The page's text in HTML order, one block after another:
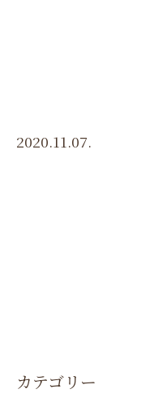
2020.11.07.
カテゴリー